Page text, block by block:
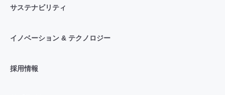
サステナビリティ
イノベーション & テクノロジー
採用情報